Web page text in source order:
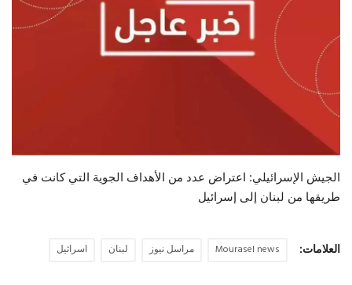
حياة
‏الجيش الإسرائيلي: اعتراض عدد من الأهداف الجوية التي كانت في
طريقها من ‎لبنان إلى ‎إسرائيل
العلامات: Mourasel news مراسل نيوز لبنان اسرائيل